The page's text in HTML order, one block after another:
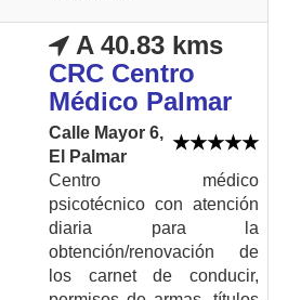
A 40.83 kms
CRC Centro
Médico Palmar
Calle Mayor 6,
El Palmar
Centro médico
psicotécnico con atención
diaria para la
obtención/renovación de
los carnet de conducir,